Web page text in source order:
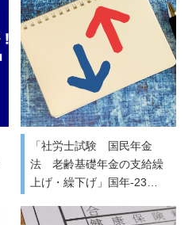
「社労士試験 国民年金
法 老齢基礎年金の支給繰
上げ・繰下げ」国年-23…